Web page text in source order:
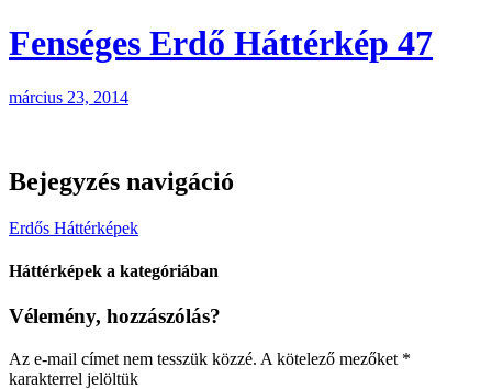
Fenséges Erdő Háttérkép 47
március 23, 2014
Bejegyzés navigáció
Erdős Háttérképek
Háttérképek a kategóriában
Vélemény, hozzászólás?
Az e-mail címet nem tesszük közzé. A kötelező mezőket *
karakterrel jelöltük